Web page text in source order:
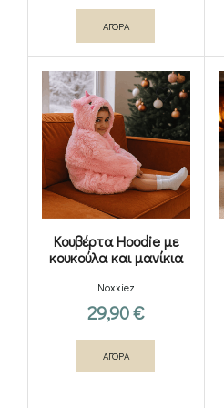
ΑΓΟΡΑ
Κουβέρτα Hoodie με
κουκούλα και μανίκια
Noxxiez
29,90€
ΑΓΟΡΑ